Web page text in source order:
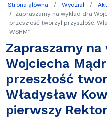
Strona główna Wydział
Zapraszamy na wykład dra
przeszłość tworzył przyszłość.
WSHM”
Zapraszamy na
Wojciecha
przeszłość
Władysław
pierwszy